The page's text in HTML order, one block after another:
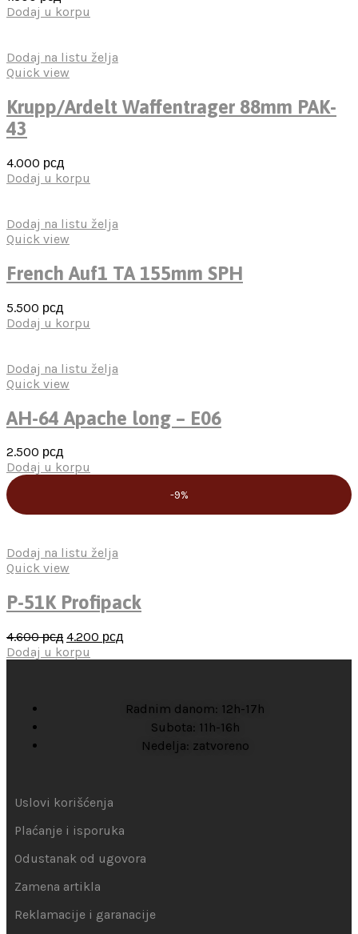
Dodaj u korpu
Dodaj na listu želja
Quick view
Krupp/Ardelt Waffentrager 88mm PAK-
43
4.000 рсд
Dodaj u korpu
Dodaj na listu želja
Quick view
French Auf1 TA 155mm SPH
5.500 рсд
Dodaj u korpu
Dodaj na listu želja
Quick view
AH-64 Apache long – E06
2.500 рсд
Dodaj u korpu
-9%
Dodaj na listu želja
Quick view
P-51K Profipack
4.600рсд 4.200 рсд
Dodaj u korpu
Radnim danom: 12h-17h
Subota: 11h-16h
Nedelja: zatvoreno
Uslovi korišćenja
Plaćanje i isporuka
Odustanak od ugovora
Zamena artikla
Reklamacije i garanacije